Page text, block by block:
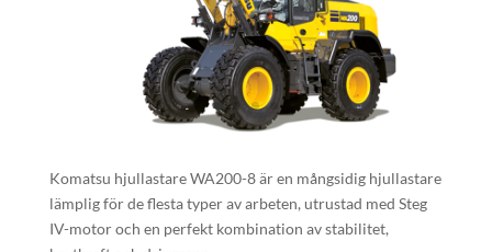
Komatsu hjullastare WA200-8 är en mångsidig hjullastare
lämplig för de flesta typer av arbeten, utrustad med Steg
IV-motor och en perfekt kombination av stabilitet,